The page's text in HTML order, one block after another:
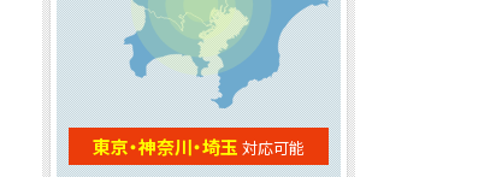
東京・神奈川・埼玉 対応可能